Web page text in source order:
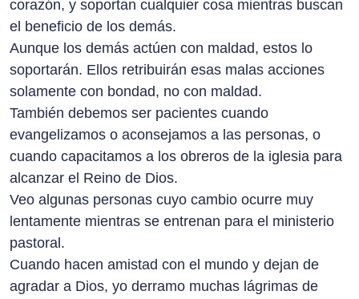
corazón, y soportan cualquier cosa mientras buscan
el beneficio de los demás.
Aunque los demás actúen con maldad, estos lo
soportarán. Ellos retribuirán esas malas acciones
solamente con bondad, no con maldad.
También debemos ser pacientes cuando
evangelizamos o aconsejamos a las personas, o
cuando capacitamos a los obreros de la iglesia para
alcanzar el Reino de Dios.
Veo algunas personas cuyo cambio ocurre muy
lentamente mientras se entrenan para el ministerio
pastoral.
Cuando hacen amistad con el mundo y dejan de
agradar a Dios, yo derramo muchas lágrimas de